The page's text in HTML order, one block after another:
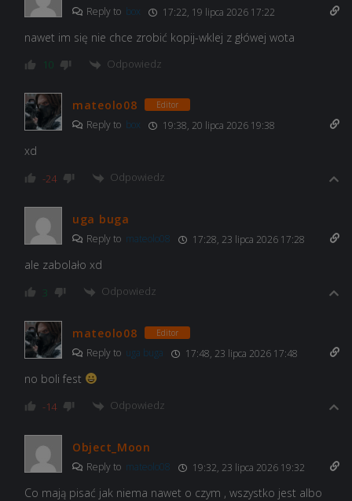
Reply to box 17:22, 19 lipca 2026 17:22
nawet im się nie chce zrobić kopij-wklej z główej wota
10 Odpowiedz
mateolo08 Editor
Reply to box 19:38, 20 lipca 2026 19:38
xd
-24 Odpowiedz
uga buga
Reply to mateolo08 17:28, 23 lipca 2026 17:28
ale zabolało xd
3 Odpowiedz
mateolo08 Editor
Reply to uga buga 17:48, 23 lipca 2026 17:48
no boli fest
-14 Odpowiedz
Object_Moon
Reply to mateolo08 19:32, 23 lipca 2026 19:32
Co mają pisać jak niema nawet o czym , wszystko jest albo